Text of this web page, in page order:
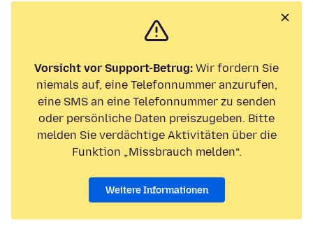
Vorsicht vor Support-Betrug: Wir fordern Sie
niemals auf, eine Telefonnummer anzurufen,
eine SMS an eine Telefonnummer zu senden
oder persönliche Daten preiszugeben. Bitte
melden Sie verdächtige Aktivitäten über die
Funktion „Missbrauch melden“.
Weitere Informationen